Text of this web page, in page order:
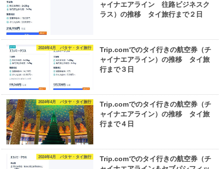
ャイナエアライン 往路ビジネスク
ラス）の推移 タイ旅行まで２日
2024年4月 パタヤ・タイ旅行
Trip.comでのタイ行きの航空券（チ
ャイナエアライン）の推移 タイ旅
行まで３日
2024年4月 パタヤ・タイ旅行
Trip.comでのタイ行きの航空券（チ
ャイナエアライン）の推移 タイ旅
行まで４日
2024年4月 パタヤ・タイ旅行
Trip.comでのタイ行きの航空券（チ